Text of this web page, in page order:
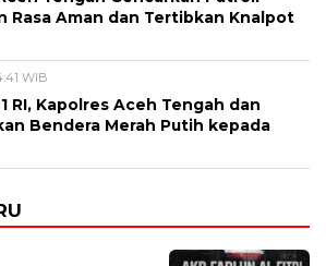
Rasa Aman dan Tertibkan Knalpot
WIB
RI, Kapolres Aceh Tengah dan
Bendera Merah Putih kepada